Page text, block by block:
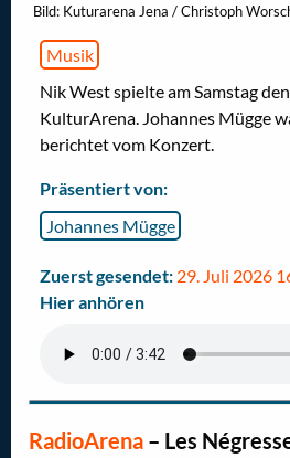
Bild: Kuturarena Jena / Christoph
Musik
Nik West spielte am Samstag
KulturArena. Johannes Mügge
berichtet vom Konzert.
Präsentiert von:
Johannes Mügge
Zuerst gesendet: 29. Juli 2026
Hier anhören
RadioArena – Les